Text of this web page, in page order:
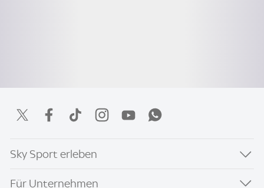
Sky Sport erleben
Für Unternehmen